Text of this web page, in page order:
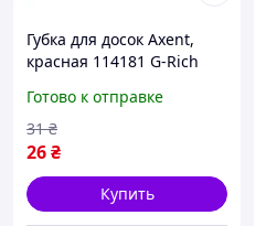
Губка для досок Axent,
красная 114181 G-Rich
Готово к отправке
26₴
31 ₴
Купить